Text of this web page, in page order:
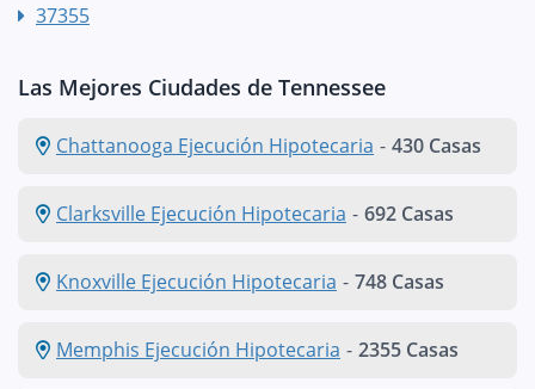
37355
Las Mejores Ciudades de Tennessee
Chattanooga Ejecución Hipotecaria - 430 Casas
Clarksville Ejecución Hipotecaria - 692 Casas
Knoxville Ejecución Hipotecaria - 748 Casas
Memphis Ejecución Hipotecaria - 2355 Casas